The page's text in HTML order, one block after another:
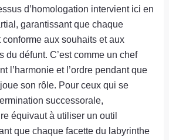
d’homologation intervient ici en
garantissant que chaque
aux souhaits et aux
du défunt. C’est comme un chef
l’harmonie et l’ordre pendant que
son rôle. Pour ceux qui se
successorale,
équivaut à utiliser un outil
que chaque facette du labyrinthe